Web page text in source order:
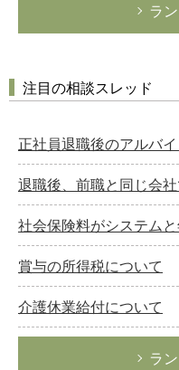
ラ
注目の相談スレッド
正社員退職後のアルバ
退職後、前職と同じ会
社会保険料がシステム
賞与の所得税について
介護休業給付について
ラ